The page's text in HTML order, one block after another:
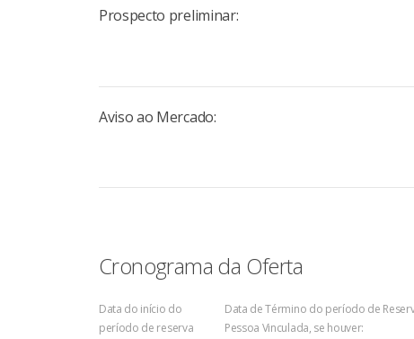
Prospecto preliminar:
Aviso ao Mercado:
Cronograma da Oferta
Data do início do
período de reserva
Data de Término do período de
Pessoa Vinculada, se houver: